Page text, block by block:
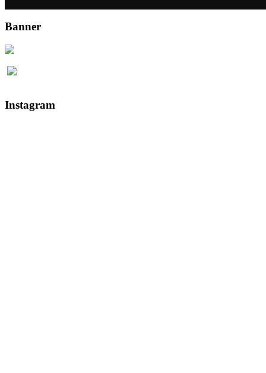
Banner
Instagram